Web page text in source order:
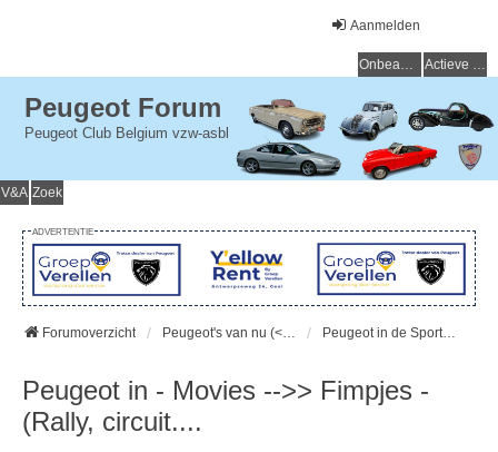
Aanmelden
Onbeantwoorde onderwerpen Actieve onderwerpen
Peugeot Forum
Peugeot Club Belgium vzw-asbl
V&A Zoek
ADVERTENTIE
Forumoverzicht Peugeot's van nu (< 15 jaar) - Peugeot d'aujourd'hui (< 15 ans) Peugeot in de Sport - Peugeot dans le Sport
Peugeot in - Movies -->> Fimpjes -
(Rally, circuit....